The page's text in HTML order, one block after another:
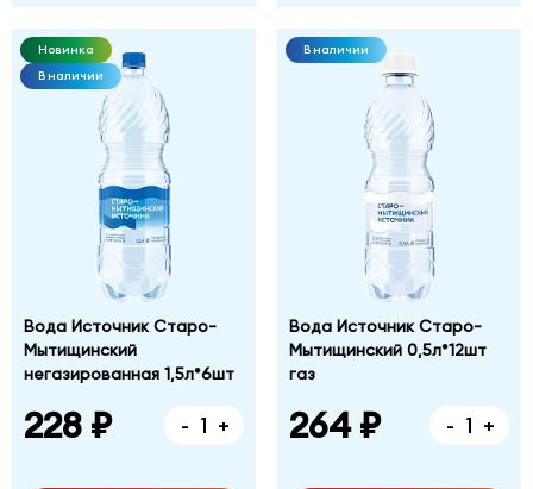
Новинка
В наличии
Вода Источник Старо-
Мытищинский
негазированная 1,5л*6шт
228 ₽ - +
В наличии
Вода Источник Старо-
Мытищинский 0,5л*12шт
газ
264 ₽ - +